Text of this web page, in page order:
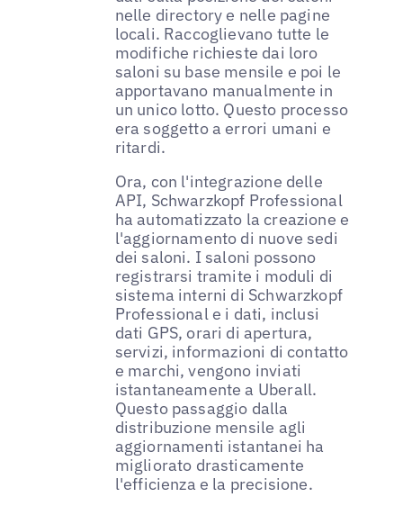
nelle directory e nelle pagine
locali. Raccoglievano tutte le
modifiche richieste dai loro
saloni su base mensile e poi le
apportavano manualmente in
un unico lotto. Questo processo
era soggetto a errori umani e
ritardi.
Ora, con l'integrazione delle
API, Schwarzkopf Professional
ha automatizzato la creazione e
l'aggiornamento di nuove sedi
dei saloni. I saloni possono
registrarsi tramite i moduli di
sistema interni di Schwarzkopf
Professional e i dati, inclusi
dati GPS, orari di apertura,
servizi, informazioni di contatto
e marchi, vengono inviati
istantaneamente a Uberall.
Questo passaggio dalla
distribuzione mensile agli
aggiornamenti istantanei ha
migliorato drasticamente
l'efficienza e la precisione.